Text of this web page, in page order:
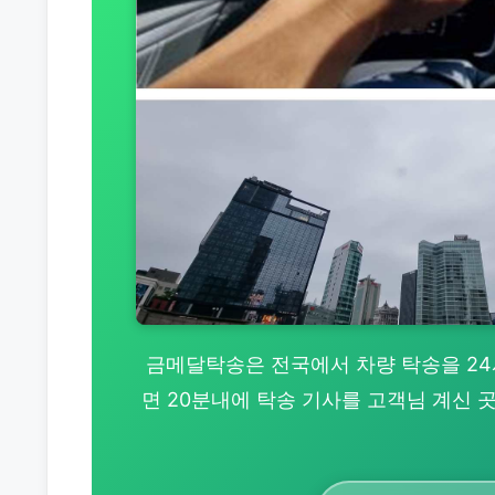
금메달탁송은 전국에서 차량 탁송을
면 20분내에 탁송 기사를 고객님 계신